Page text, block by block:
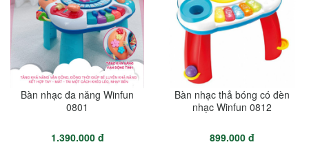
Bàn nhạc đa năng Winfun
0801
1.390.000 đ
Bàn nhạc thả bóng có đèn
nhạc Winfun 0812
899.000 đ